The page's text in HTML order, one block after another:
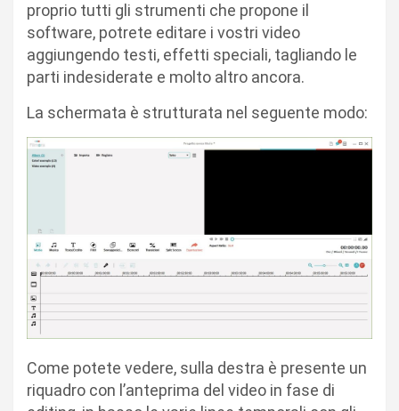
proprio tutti gli strumenti che propone il
software, potrete editare i vostri video
aggiungendo testi, effetti speciali, tagliando le
parti indesiderate e molto altro ancora.
La schermata è strutturata nel seguente modo:
Come potete vedere, sulla destra è presente un
riquadro con l’anteprima del video in fase di